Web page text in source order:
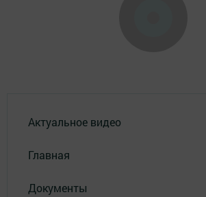
Актуальное видео
Главная
Документы